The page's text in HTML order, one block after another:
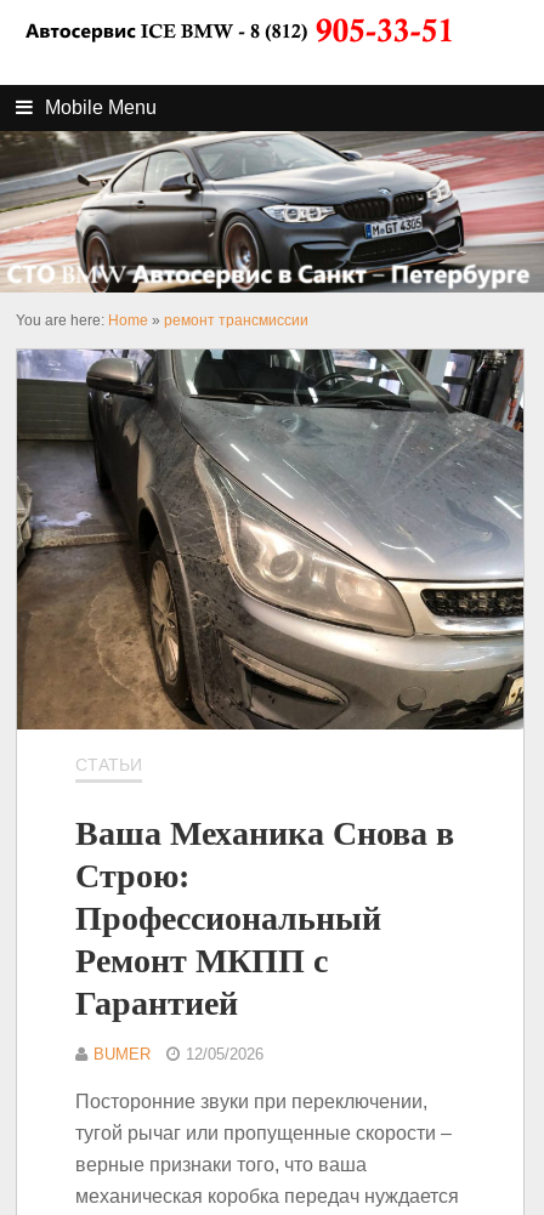
Mobile Menu
You are here: Home »ремонт трансмиссии
СТАТЬИ
Ваша Механика Снова в
Строю:
Профессиональный
Ремонт МКПП с
Гарантией
BUMER 12/05/2026
Посторонние звуки при переключении,
тугой рычаг или пропущенные скорости –
верные признаки того, что ваша
механическая коробка передач нуждается